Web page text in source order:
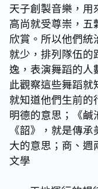
天子創製音樂，用
高尚就受尊崇，五
欣賞。所以他們統
就少，排列隊伍的
逸，表演舞蹈的人
此觀察這些舞蹈就
就知道他們生前的
明德的意思；《鹹
《韶》，就是傳
大的意思；商、週
文學